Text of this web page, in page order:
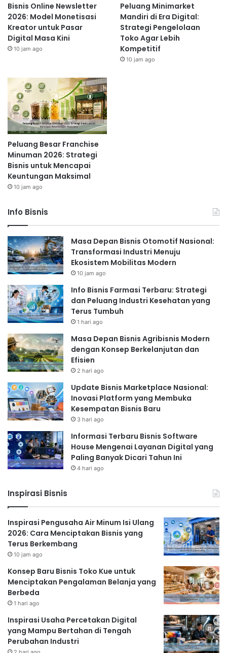
Bisnis Online Newsletter
2026: Model Monetisasi
Kreator untuk Pasar
Digital Masa Kini
10 jam ago
Peluang Minimarket
Mandiri di Era Digital:
Strategi Pengelolaan
Toko Agar Lebih
Kompetitif
10 jam ago
Peluang Besar Franchise
Minuman 2026: Strategi
Bisnis untuk Mencapai
Keuntungan Maksimal
10 jam ago
Info Bisnis
Masa Depan Bisnis Otomotif Nasional:
Transformasi Industri Menuju
Ekosistem Mobilitas Modern
10 jam ago
Info Bisnis Farmasi Terbaru: Strategi
dan Peluang Industri Kesehatan yang
Terus Tumbuh
1 hari ago
Masa Depan Bisnis Agribisnis Modern
dengan Konsep Berkelanjutan dan
Efisien
2 hari ago
Update Bisnis Marketplace Nasional:
Inovasi Platform yang Membuka
Kesempatan Bisnis Baru
3 hari ago
Informasi Terbaru Bisnis Software
House Mengenai Layanan Digital yang
Paling Banyak Dicari Tahun Ini
4 hari ago
Inspirasi Bisnis
Inspirasi Pengusaha Air Minum Isi Ulang
2026: Cara Menciptakan Bisnis yang
Terus Berkembang
10 jam ago
Konsep Baru Bisnis Toko Kue untuk
Menciptakan Pengalaman Belanja yang
Berbeda
1 hari ago
Inspirasi Usaha Percetakan Digital
yang Mampu Bertahan di Tengah
Perubahan Industri